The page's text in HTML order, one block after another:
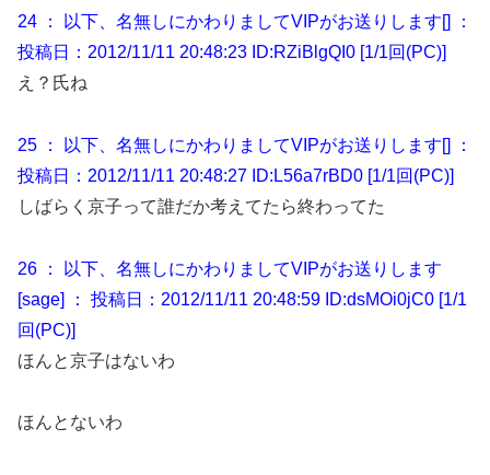
24 ： 以下、名無しにかわりましてVIPがお送りします[] ：
投稿日：2012/11/11 20:48:23 ID:RZiBlgQI0 [1/1回(PC)]
え？氏ね
25 ： 以下、名無しにかわりましてVIPがお送りします[] ：
投稿日：2012/11/11 20:48:27 ID:L56a7rBD0 [1/1回(PC)]
しばらく京子って誰だか考えてたら終わってた
26 ： 以下、名無しにかわりましてVIPがお送りします
[sage] ： 投稿日：2012/11/11 20:48:59 ID:dsMOi0jC0 [1/1
回(PC)]
ほんと京子はないわ
ほんとないわ